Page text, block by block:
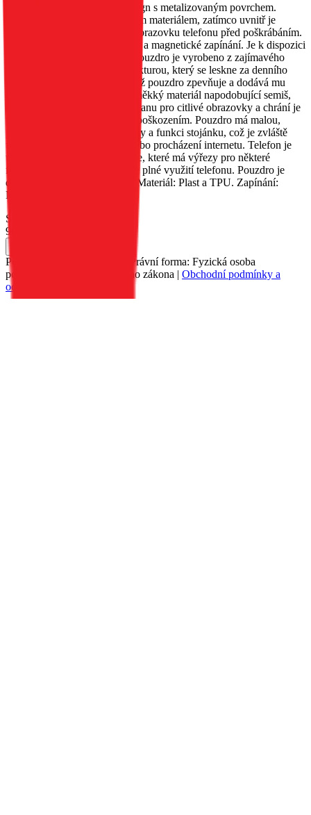
Toto pouzdro má původní design s metalizovaným povrchem.
Vnější strana je obšita třpytivým materiálem, zatímco uvnitř je
měkký materiál, který chrání obrazovku telefonu před poškrábáním.
Obsahuje kapsu na dokumenty a magnetické zapínání. Je k dispozici
v několika různých barvách. Pouzdro je vyrobeno z zajímavého
materiálu s metalizovanou strukturou, který se leskne za denního
světla. Okraje jsou zesíleny, což pouzdro zpevňuje a dodává mu
originalitu. Uvnitř je umístěn měkký materiál napodobující semiš,
který poskytuje vynikající ochranu pro citlivé obrazovky a chrání je
před poškrábáním a drobným poškozením. Pouzdro má malou,
praktickou kapsu na dokumenty a funkci stojánku, což je zvláště
užitečné při sledování filmů nebo procházení internetu. Telefon je
umístěn v silikonovém pouzdře, které má výřezy pro některé
funkční tlačítka, což umožňuje plné využití telefonu. Pouzdro je
dostupné v několika barvách. Materiál: Plast a TPU. Zapínání:
Magnet.
Skladem 141 ks u dodavatele
90 Kč
Petr Matyáš, IČ: 00705331, Právní forma: Fyzická osoba
podnikající dle živnostenského zákona | Obchodní podmínky a
ochrana osobních údajů